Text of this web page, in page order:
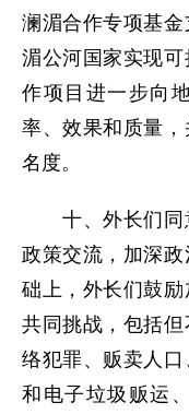
澜湄合作专项基
湄公河国家实现
作项目进一步向
率、效果和质量
名度。
十、外长们同
政策交流，加深
础上，外长们鼓
共同挑战，包括
络犯罪、贩卖人
和电子垃圾贩运